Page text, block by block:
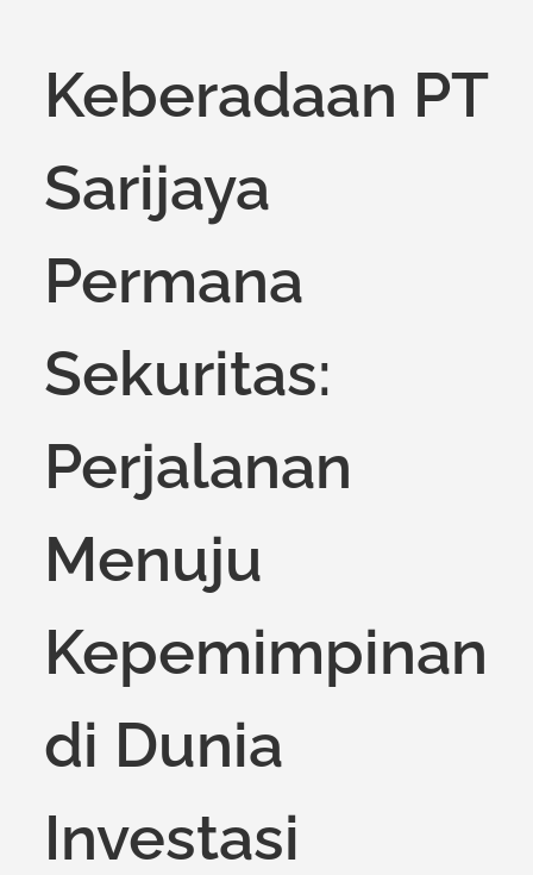
Keberadaan PT
Sarijaya
Permana
Sekuritas:
Perjalanan
Menuju
Kepemimpinan
di Dunia
Investasi